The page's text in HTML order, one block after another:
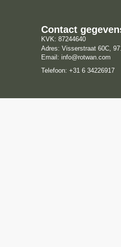
Contact
KVK: 87244640
Adres: Visserstraat 60C,
Email: info@rotwan.com
Telefoon: +31 6 34226917